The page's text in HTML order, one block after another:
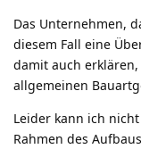
Das Unternehmen,
diesem Fall eine
damit auch
allgemeinen
Leider kann ich
Rahmen des